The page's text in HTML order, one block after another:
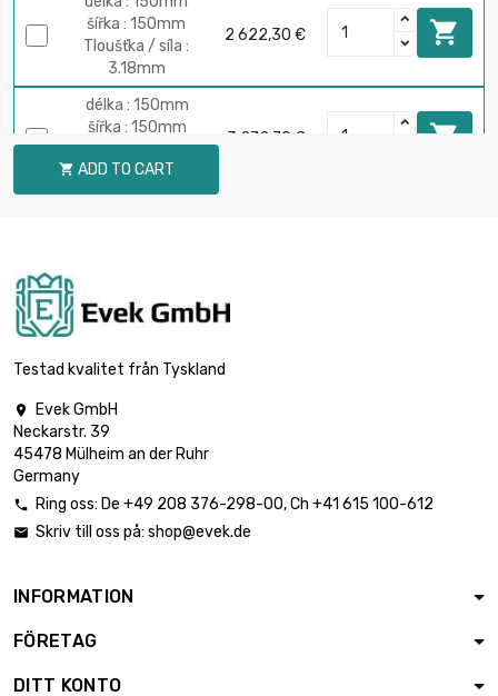
šířka : 150mm
Tloušťka / síla :
3.18mm
2 622,30 € 
délka : 150mm
šířka : 150mm
Tloušťka / síla :
3.96mm
3 272,70 € 
šířka : 100mm
10.03mm
šířka : 100mm
délka : 100mm
Tloušťka / síla :
délka : 100mm
25.4mm
 ADD TO CART
Testad kvalitet från Tyskland

Evek GmbH
Neckarstr. 39
45478 Mülheim an der Ruhr
Germany
 Ring oss: De +49 208 376-298-00, Ch +41 615 100-612
 Skriv till oss på: shop@evek.de
INFORMATION
FÖRETAG
DITT KONTO